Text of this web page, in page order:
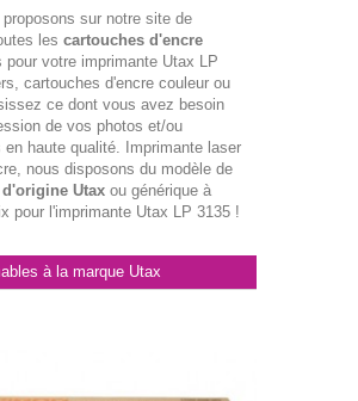
proposons sur notre site de
les cartouches d'encre
pour votre imprimante Utax LP
cartouches d'encre couleur ou
ce dont vous avez besoin
de vos photos et/ou
en haute qualité. Imprimante laser
nous disposons du modèle de
Utax ou générique à
pour l'imprimante Utax LP 3135 !
à la marque Utax